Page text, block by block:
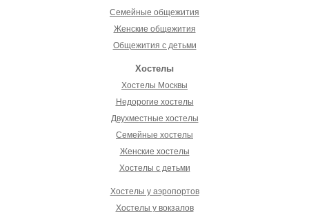
Семейные общежития
Женские общежития
Общежития с детьми
Хостелы
Хостелы Москвы
Недорогие хостелы
Двухместные хостелы
Семейные хостелы
Женские хостелы
Хостелы с детьми
Хостелы у аэропортов
Хостелы у вокзалов